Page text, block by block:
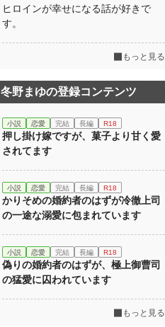
ヒロインが幸せになる話が好きで
す。
もっと見る
冬野まゆの登録コンテンツ
小説 恋愛 完結 長編 R18
押し掛け嫁ですが、菓子より甘く愛
されてます
小説 恋愛 完結 長編 R18
かりそめの婚約者のはずが冷徹上司
の一途な溺愛に包まれています
小説 恋愛 完結 長編 R18
偽りの婚約者のはずが、極上御曹司
の猛愛に囚われています
もっと見る